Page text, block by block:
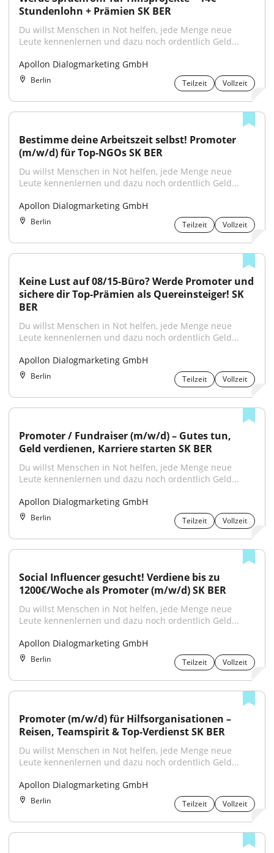
Stundenlohn + Prämien SK BER
Du willst Menschen in Not helfen, jede Menge neue
Leute kennenlernen und dazu noch ordentlich Geld...
Apollon Dialogmarketing GmbH
Berlin Teilzeit Vollzeit
Bestimme deine Arbeitszeit selbst! Promoter
(m/w/d) für Top-NGOs SK BER
Du willst Menschen in Not helfen, jede Menge neue
Leute kennenlernen und dazu noch ordentlich Geld...
Apollon Dialogmarketing GmbH
Berlin Teilzeit Vollzeit
Keine Lust auf 08/15-Büro? Werde Promoter und
sichere dir Top-Prämien als Quereinsteiger! SK
BER
Du willst Menschen in Not helfen, jede Menge neue
Leute kennenlernen und dazu noch ordentlich Geld...
Apollon Dialogmarketing GmbH
Berlin Teilzeit Vollzeit
Promoter / Fundraiser (m/w/d) – Gutes tun,
Geld verdienen, Karriere starten SK BER
Du willst Menschen in Not helfen, jede Menge neue
Leute kennenlernen und dazu noch ordentlich Geld...
Apollon Dialogmarketing GmbH
Berlin Teilzeit Vollzeit
Social Influencer gesucht! Verdiene bis zu
1200€/Woche als Promoter (m/w/d) SK BER
Du willst Menschen in Not helfen, jede Menge neue
Leute kennenlernen und dazu noch ordentlich Geld...
Apollon Dialogmarketing GmbH
Berlin Teilzeit Vollzeit
Promoter (m/w/d) für Hilfsorganisationen –
Reisen, Teamspirit & Top-Verdienst SK BER
Du willst Menschen in Not helfen, jede Menge neue
Leute kennenlernen und dazu noch ordentlich Geld...
Apollon Dialogmarketing GmbH
Berlin Teilzeit Vollzeit